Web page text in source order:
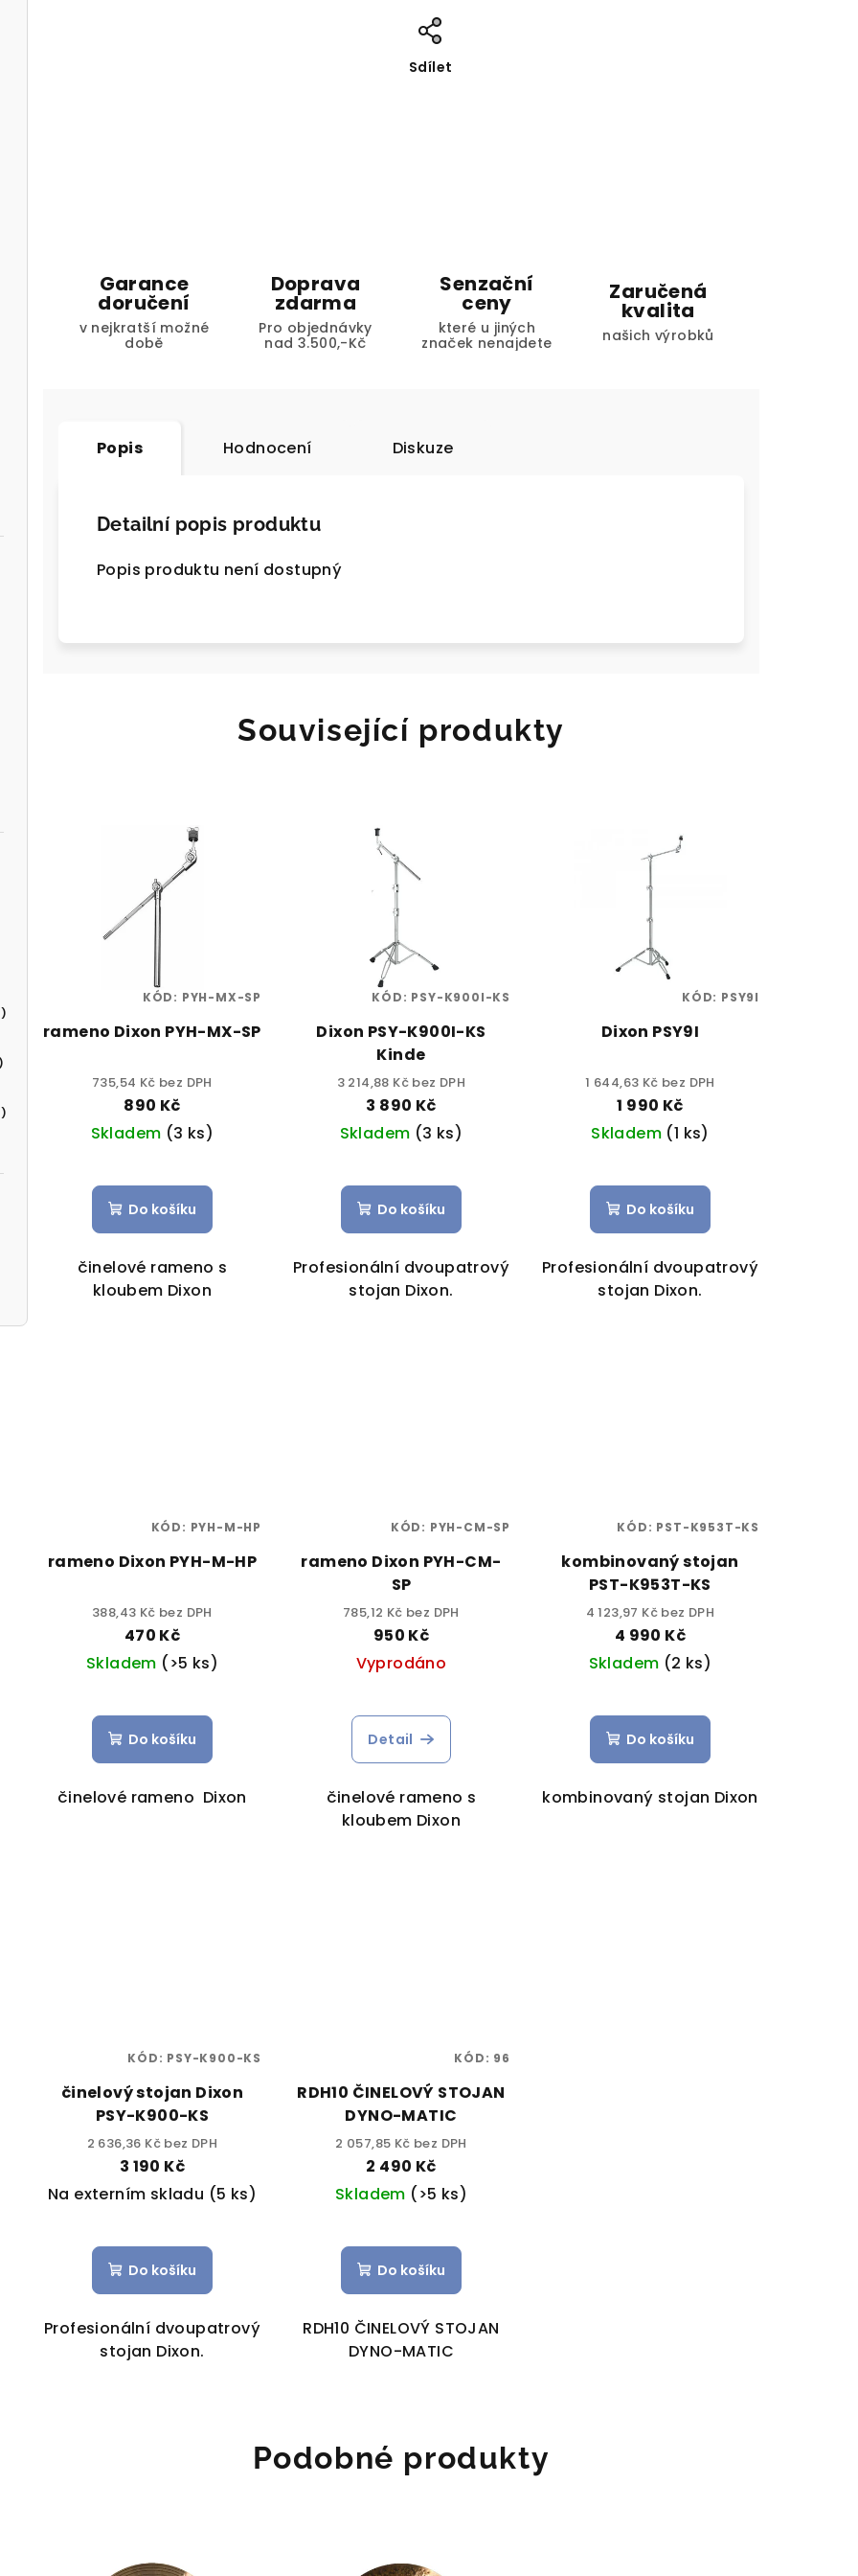
Sdílet
Garance
doručení
v nejkratší možné
době
Doprava
zdarma
Pro objednávky
nad 3.500,-Kč
Senzační
ceny
které u jiných
značek nenajdete
Zaručená
kvalita
našich výrobků
Popis Hodnocení Diskuze
Detailní popis produktu
Popis produktu není dostupný
Související produkty
rameno Dixon PYH-MX-SP
735,54 Kč bez DPH
890 Kč
Skladem (3 ks)
Do košíku
činelové rameno s
kloubem Dixon
KÓD: PYH-MX-SP
Dixon PSY-K900I-KS
Kinde
3 214,88 Kč bez DPH
3 890 Kč
Skladem (3 ks)
Do košíku
Profesionální dvoupatrový
stojan Dixon.
KÓD: PSY-K900I-KS
Dixon PSY9I
1 644,63 Kč bez DPH
1 990 Kč
Skladem (1 ks)
Do košíku
Profesionální dvoupatrový
stojan Dixon.
KÓD: PSY9I
rameno Dixon PYH-M-HP
388,43 Kč bez DPH
470 Kč
Skladem (>5 ks)
Do košíku
činelové rameno Dixon
KÓD: PYH-M-HP
rameno Dixon PYH-CM-
SP
785,12 Kč bez DPH
950 Kč
Vyprodáno
Detail
činelové rameno s
kloubem Dixon
KÓD: PYH-CM-SP
kombinovaný stojan
PST-K953T-KS
4 123,97 Kč bez DPH
4 990 Kč
Skladem (2 ks)
Do košíku
kombinovaný stojan Dixon
KÓD: PST-K953T-KS
činelový stojan Dixon
PSY-K900-KS
2 636,36 Kč bez DPH
3 190 Kč
Na externím skladu (5 ks)
Do košíku
Profesionální dvoupatrový
stojan Dixon.
KÓD: PSY-K900-KS
RDH10 ČINELOVÝ STOJAN
DYNO-MATIC
2 057,85 Kč bez DPH
2 490 Kč
Skladem (>5 ks)
Do košíku
RDH10 ČINELOVÝ STOJAN
DYNO-MATIC
KÓD: 96
Podobné produkty